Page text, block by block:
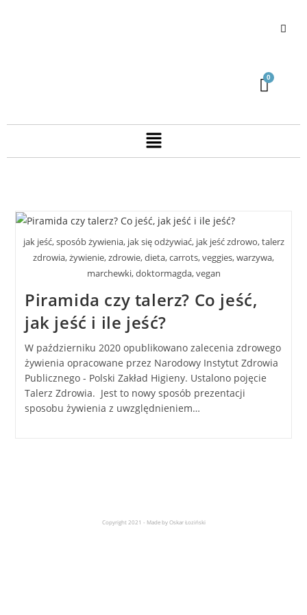
jak jeść, sposób żywienia, jak się odżywiać, jak jeść zdrowo, talerz
zdrowia, żywienie, zdrowie, dieta, carrots, veggies, warzywa,
marchewki, doktormagda, vegan
Piramida czy talerz? Co jeść,
jak jeść i ile jeść?
W październiku 2020 opublikowano zalecenia zdrowego
żywienia opracowane przez Narodowy Instytut Zdrowia
Publicznego - Polski Zakład Higieny. Ustalono pojęcie
Talerz Zdrowia. Jest to nowy sposób prezentacji
sposobu żywienia z uwzględnieniem…
Copyright 2021 - Made by Oskar Łoziński